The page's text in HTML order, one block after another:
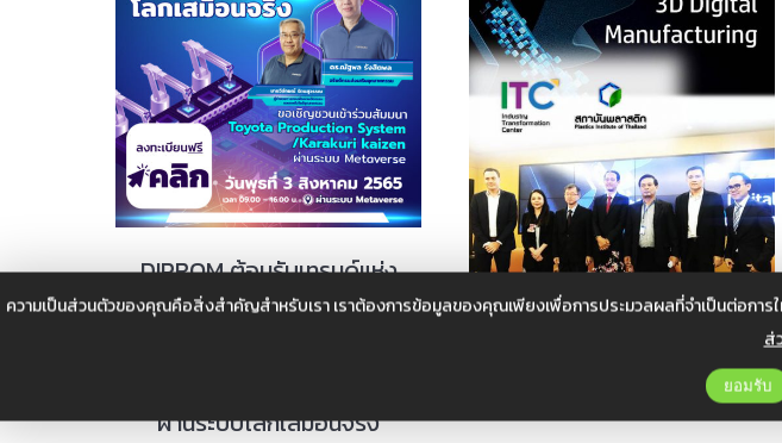
ความเป็นส่วนตัวของคุณคือสิ่งสำคัญสำหรับเรา เราต้องการข้อมูลของคุณเพียงเพื่อการประมวลผลที่จำเป็นต่อกา
ส่
ยอมรับ
DIPROM ต้อนรับเทรนด์แห่ง
อนาคต 4.0 ถ่ายทอดองค์ความรู้
ผ่านระบบโลกเสมือนจริง
Digital Manufacturing By เม
โทรซิสเต็มส์ คอร์ปอเรชั่น